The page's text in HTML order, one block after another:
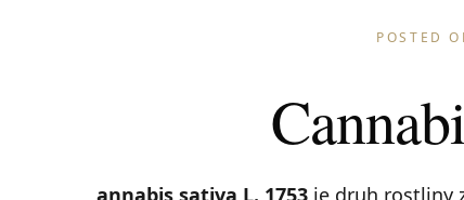
POSTED
annabis sativa L. 1753 je druh rostliny